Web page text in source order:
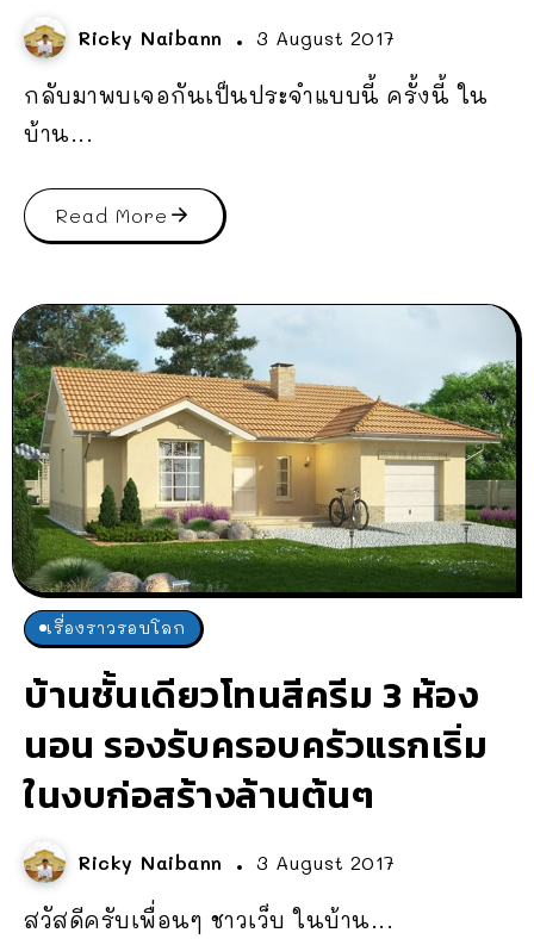
Ricky Naibann 3 August 2017
กลับมาพบเจอกันเป็นประจำแบบนี้ ครั้งนี้ ใน
บ้าน...
Read More
เรื่องราวรอบโลก
บ้านชั้นเดียวโทนสีครีม 3 ห้อง
นอน รองรับครอบครัวแรกเริ่ม
ในงบก่อสร้างล้านต้นๆ
Ricky Naibann 3 August 2017
สวัสดีครับเพื่อนๆ ชาวเว็บ ในบ้าน...